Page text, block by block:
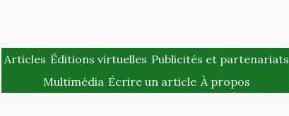
Articles Éditions virtuelles Publicités et partenariats
Multimédia Écrire un article À propos